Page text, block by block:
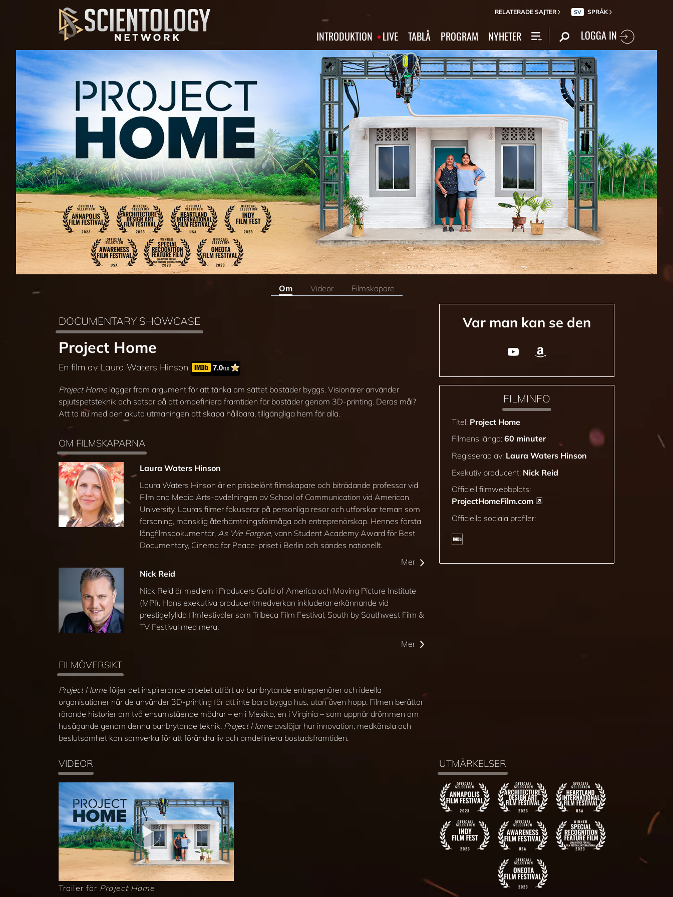
RELATERADE SAJTER SV SPRÅK
INTRODUKTION LIVE TABLÅ PROGRAM NYHETER LOGGA IN
Om Videor Filmskapare
DOCUMENTARY SHOWCASE
Project Home
En film av Laura Waters Hinson 7.0/10
Project Homelägger fram argument för att tänka om sättet bostäder byggs. Visionärer använder
spjutspetsteknik och satsar på att omdefiniera framtiden för bostäder genom 3D-printing. Deras mål?
Att ta itu med den akuta utmaningen att skapa hållbara, tillgängliga hem för alla.
OM FILMSKAPARNA
Laura Waters Hinson
Laura Waters Hinson är en prisbelönt filmskapare och biträdande professor vid
Film and Media Arts-avdelningen av School of Communication vid American
University. Lauras filmer fokuserar på personliga resor och utforskar teman som
försoning, mänsklig återhämtningsförmåga och entreprenörskap. Hennes första
långfilmsdokumentär, As We Forgive, vann Student Academy Award för Best
Documentary, Cinema for Peace-priset i Berlin och sändes nationellt.
Mer
Nick Reid
Nick Reid är medlem i Producers Guild of America och Moving Picture Institute
(MPI). Hans exekutiva producentmedverkan inkluderar erkännande vid
prestigefyllda filmfestivaler som Tribeca Film Festival, South by Southwest Film &
TV Festival med mera.
Mer
FILMÖVERSIKT
Project Homeföljer det inspirerande arbetet utfört av banbrytande entreprenörer och ideella
organisationer när de använder 3D-printing för att inte bara bygga hus, utan även hopp. Filmen berättar
rörande historier om två ensamstående mödrar – en i Mexiko, en i Virginia – som uppnår drömmen om
husägande genom denna banbrytande teknik. Project Homeavslöjar hur innovation, medkänsla och
beslutsamhet kan samverka för att förändra liv och omdefiniera bostadsframtiden.
Var man kan se den
FILMINFO
Titel: Project Home
Filmens längd: 60 minuter
Regisserad av: Laura Waters Hinson
Exekutiv producent: Nick Reid
Officiell filmwebbplats:
ProjectHomeFilm.com
Officiella sociala profiler:
VIDEOR
Trailer för Project Home
UTMÄRKELSER